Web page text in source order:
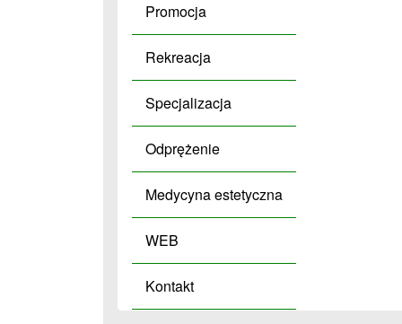
Promocja
Rekreacja
Specjalizacja
Odprężenie
Medycyna estetyczna
WEB
Kontakt